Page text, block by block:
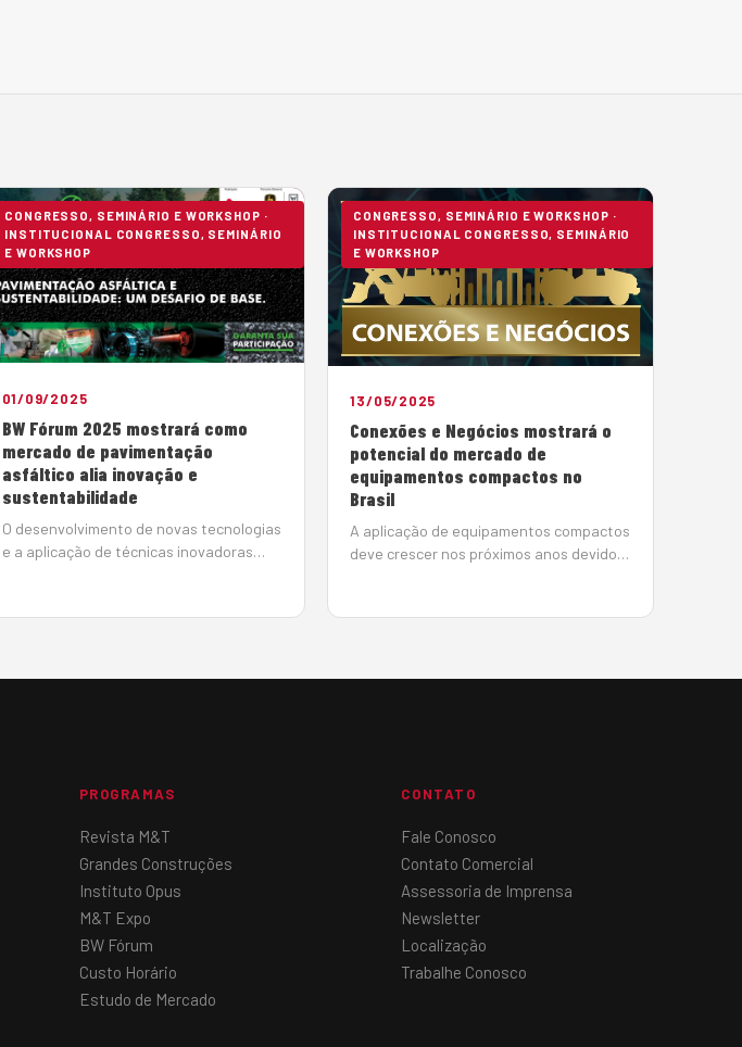
CONGRESSO, SEMINÁRIO E WORKSHOP ·
INSTITUCIONAL CONGRESSO, SEMINÁRIO
E WORKSHOP
01/09/2025
BW Fórum 2025 mostrará como
mercado de pavimentação
asfáltico alia inovação e
sustentabilidade
O desenvolvimento de novas tecnologias
e a aplicação de técnicas inovadoras
impactos ambientais e ampliar o
CONGRESSO, SEMINÁRIO E WORKSHOP ·
INSTITUCIONAL CONGRESSO, SEMINÁRIO
E WORKSHOP
13/05/2025
Conexões e Negócios mostrará o
potencial do mercado de
equipamentos compactos no
Brasil
A aplicação de equipamentos compactos
deve crescer nos próximos anos devido
habitação de interesse social e
PROGRAMAS
Revista M&T
Grandes Construções
Instituto Opus
M&T Expo
BW Fórum
Custo Horário
Estudo de Mercado
CONTATO
Fale Conosco
Contato Comercial
Assessoria de Imprensa
Newsletter
Localização
Trabalhe Conosco